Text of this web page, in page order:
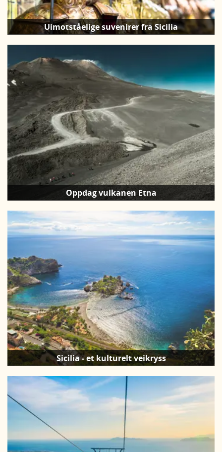
Uimotståelige suvenirer fra Sicilia
Oppdag vulkanen Etna
Sicilia - et kulturelt veikryss